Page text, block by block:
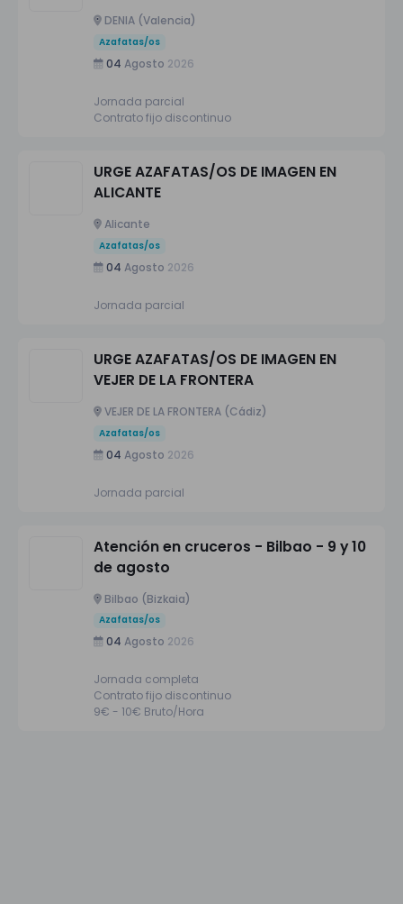
DENIA (Valencia)
Azafatas/os
04 Agosto 2026
Jornada parcial
Contrato fijo discontinuo
URGE AZAFATAS/OS DE IMAGEN EN
ALICANTE
Alicante
Azafatas/os
04 Agosto 2026
Jornada parcial
URGE AZAFATAS/OS DE IMAGEN EN
VEJER DE LA FRONTERA
VEJER DE LA FRONTERA (Cádiz)
Azafatas/os
04 Agosto 2026
Jornada parcial
Atención en cruceros - Bilbao - 9 y 10
de agosto
Bilbao (Bizkaia)
Azafatas/os
04 Agosto 2026
Jornada completa
Contrato fijo discontinuo
9€ - 10€ Bruto/Hora